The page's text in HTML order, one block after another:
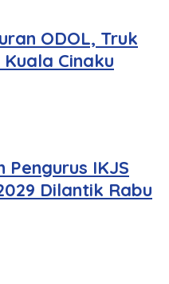
ODOL, Truk
Cinaku
IKJS
Dilantik Rabu